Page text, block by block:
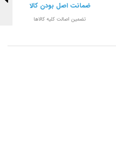
ضمانت اصل بودن کالا
تضمین اصالت کلیه کالاها